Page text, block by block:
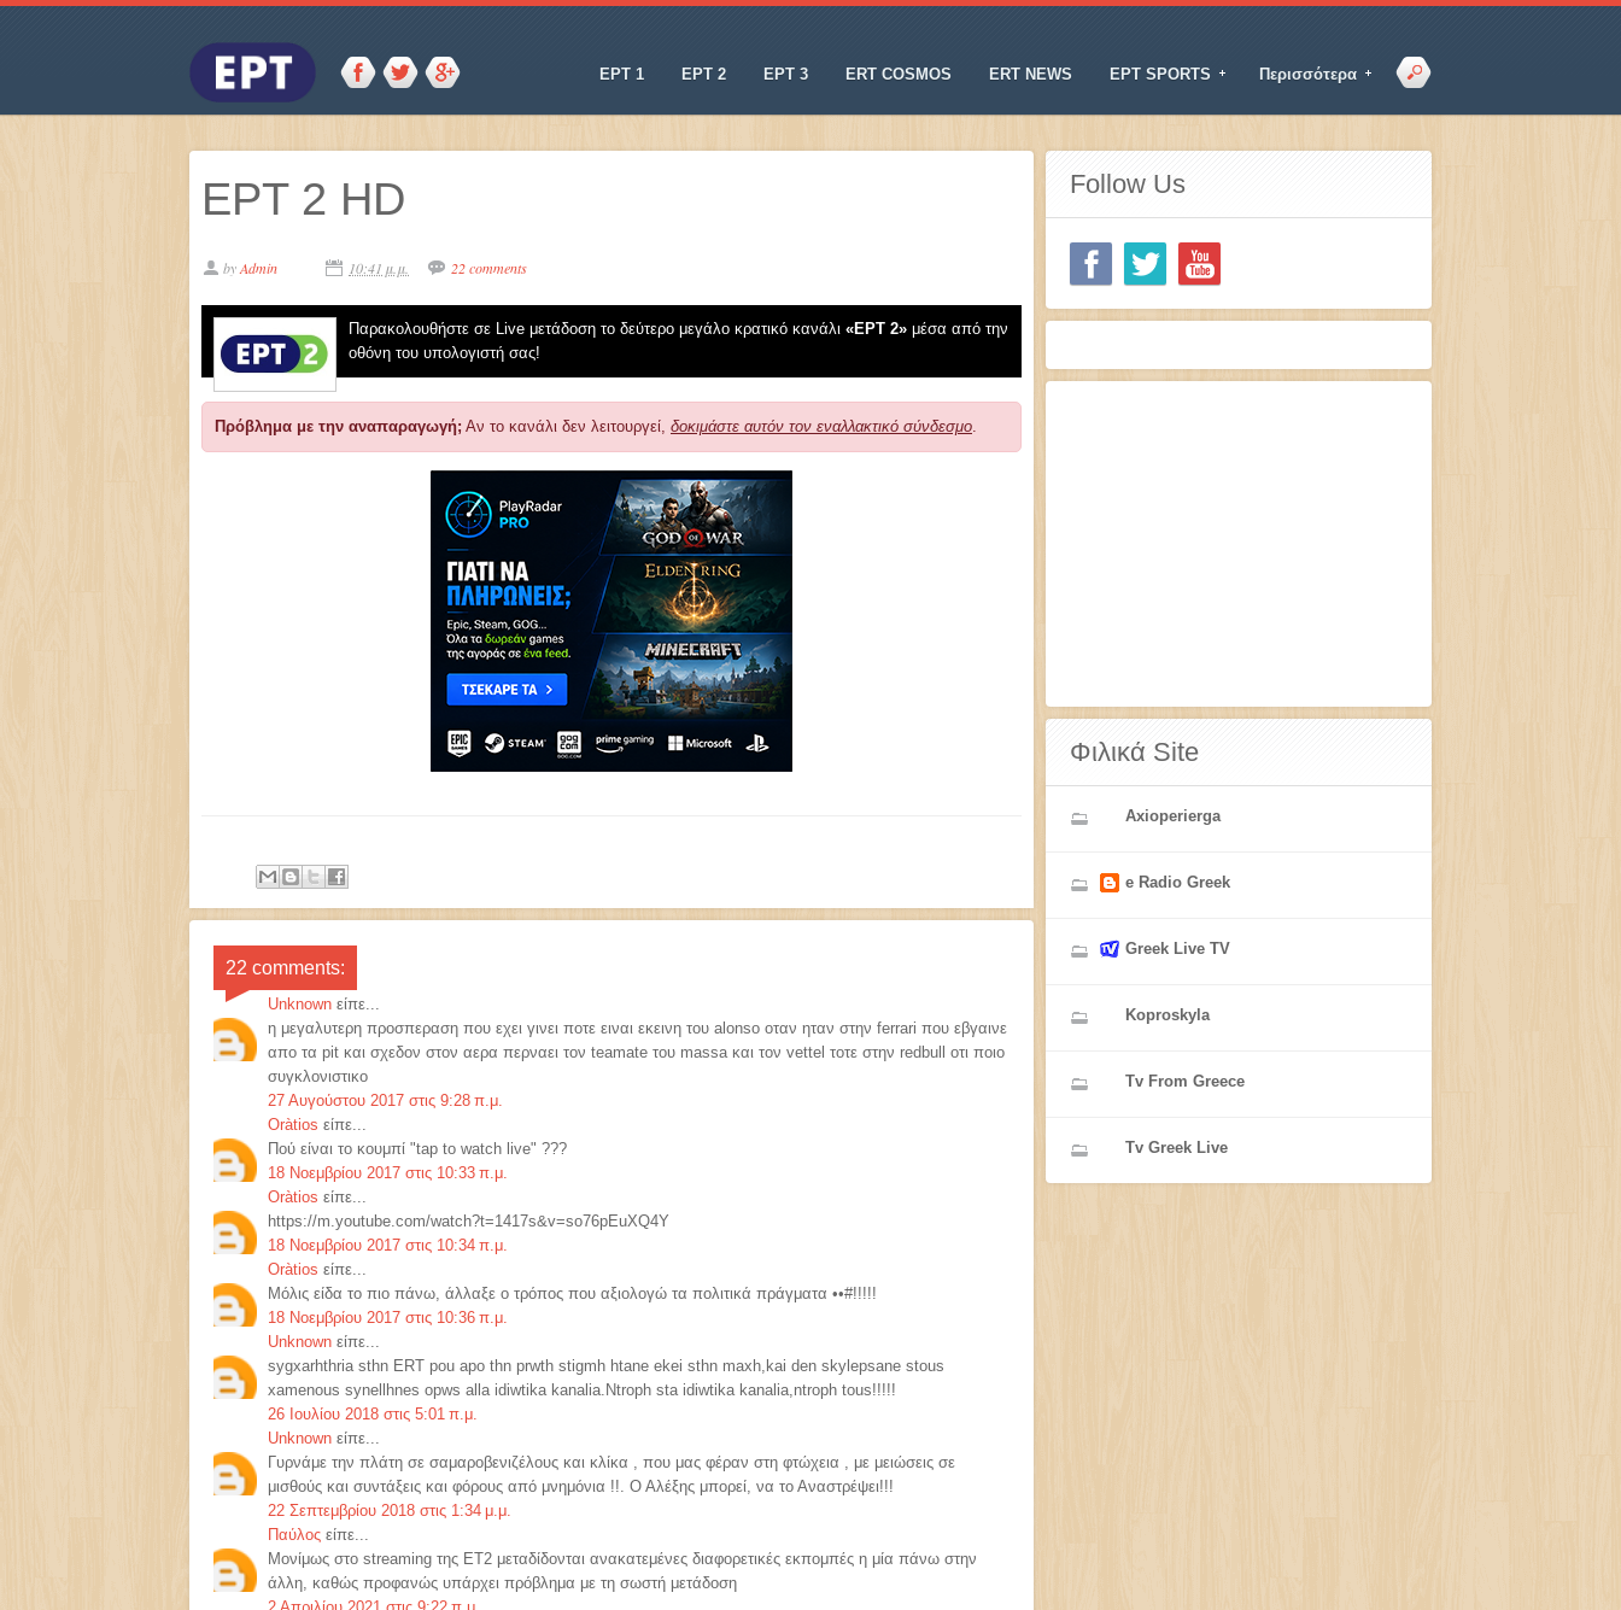
ΕΡΤ 1 ΕΡΤ 2 ΕΡΤ 3 ERT COSMOS ERT NEWS ΕΡΤ SPORTS Περισσότερα
ΕΡΤ 2 HD
byAdmin 10:41 μ.μ. 22 comments
Παρακολουθήστε σε Live μετάδοση το δεύτερο μεγάλο κρατικό κανάλι «EΡT 2» μέσα από την
οθόνη του υπολογιστή σας!
Πρόβλημα με την αναπαραγωγή; Αν το κανάλι δεν λειτουργεί, δοκιμάστε αυτόν τον εναλλακτικό σύνδεσμο.
22 comments:
Unknown είπε...
η μεγαλυτερη προσπεραση που εχει γινει ποτε ειναι εκεινη του alonso οταν ηταν στην ferrari που εβγαινε
απο τα pit και σχεδον στον αερα περναει τον teamate του massa και τον vettel τοτε στην redbull οτι ποιο
συγκλονιστικο
27 Αυγούστου 2017 στις 9:28 π.μ.
Oràtios είπε...
Πού είναι το κουμπί "tap to watch live" ???
18 Νοεμβρίου 2017 στις 10:33 π.μ.
Oràtios είπε...
https://m.youtube.com/watch?t=1417s&v=so76pEuXQ4Y
18 Νοεμβρίου 2017 στις 10:34 π.μ.
Oràtios είπε...
Μόλις είδα το πιο πάνω, άλλαξε ο τρόπος που αξιολογώ τα πολιτικά πράγματα ••#!!!!!
18 Νοεμβρίου 2017 στις 10:36 π.μ.
Unknown είπε...
sygxarhthria sthn ERT pou apo thn prwth stigmh htane ekei sthn maxh,kai den skylepsane stous
xamenous synellhnes opws alla idiwtika kanalia.Ntroph sta idiwtika kanalia,ntroph tous!!!!!
26 Ιουλίου 2018 στις 5:01 π.μ.
Unknown είπε...
Γυρνάμε την πλάτη σε σαμαροβενιζέλους και κλίκα , που μας φέραν στη φτώχεια , με μειώσεις σε
μισθούς και συντάξεις και φόρους από μνημόνια !!. Ο Αλέξης μπορεί, να το Αναστρέψει!!!
22 Σεπτεμβρίου 2018 στις 1:34 μ.μ.
Παύλος είπε...
Μονίμως στο streaming της ΕΤ2 μεταδίδονται ανακατεμένες διαφορετικές εκπομπές η μία πάνω στην
άλλη, καθώς προφανώς υπάρχει πρόβλημα με τη σωστή μετάδοση
Follow Us
Φιλικά Site
Axioperierga
e Radio Greek
Greek Live TV
Koproskyla
Tv From Greece
Tv Greek Live